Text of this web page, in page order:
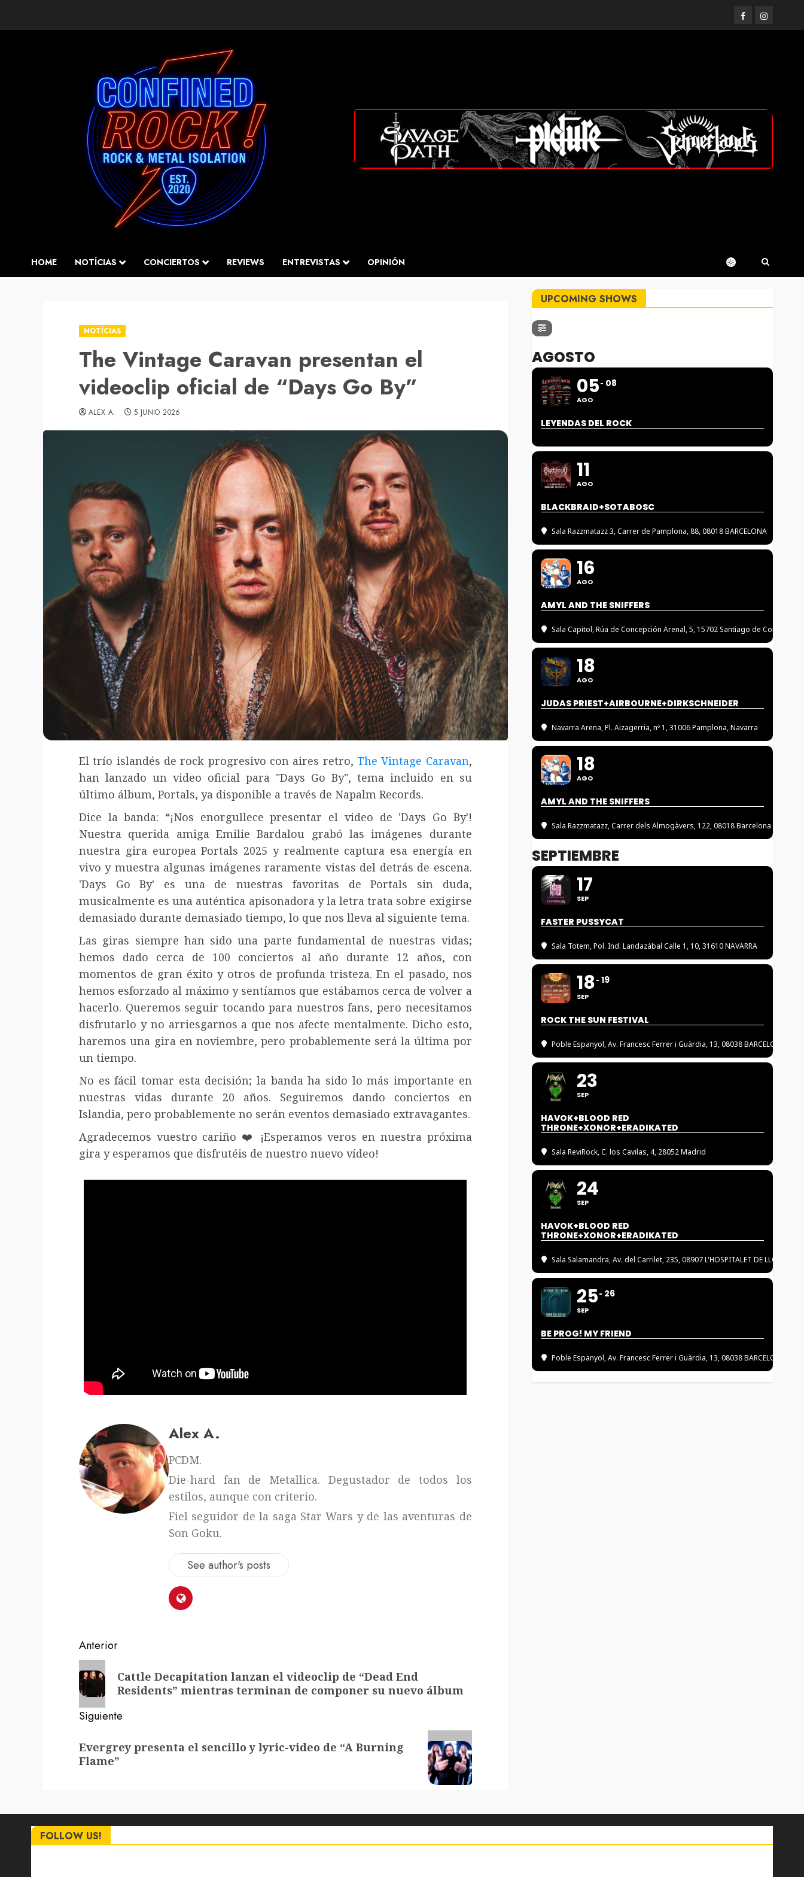
FacebookInstagram
HOME NOTÍCIAS CONCIERTOS REVIEWS ENTREVISTAS OPINIÓN
NOTÍCIAS
The Vintage Caravan presentan el
videoclip oficial de “Days Go By”
ALEX A. 5 JUNIO 2026
El trío islandés de rock progresivo con aires retro, The Vintage Caravan,
han lanzado un video oficial para "Days Go By", tema incluido en su
último álbum, Portals, ya disponible a través de Napalm Records.
Dice la banda: “¡Nos enorgullece presentar el video de 'Days Go By'!
Nuestra querida amiga Emilie Bardalou grabó las imágenes durante
nuestra gira europea Portals 2025 y realmente captura esa energía en
vivo y muestra algunas imágenes raramente vistas del detrás de escena.
'Days Go By' es una de nuestras favoritas de Portals sin duda,
musicalmente es una auténtica apisonadora y la letra trata sobre exigirse
demasiado durante demasiado tiempo, lo que nos lleva al siguiente tema.
Las giras siempre han sido una parte fundamental de nuestras vidas;
hemos dado cerca de 100 conciertos al año durante 12 años, con
momentos de gran éxito y otros de profunda tristeza. En el pasado, nos
hemos esforzado al máximo y sentíamos que estábamos cerca de volver a
hacerlo. Queremos seguir tocando para nuestros fans, pero necesitamos
disfrutarlo y no arriesgarnos a que nos afecte mentalmente. Dicho esto,
haremos una gira en noviembre, pero probablemente será la última por
un tiempo.
No es fácil tomar esta decisión; la banda ha sido lo más importante en
nuestras vidas durante 20 años. Seguiremos dando conciertos en
Islandia, pero probablemente no serán eventos demasiado extravagantes.
Agradecemos vuestro cariño ❤️ ¡Esperamos veros en nuestra próxima
gira y esperamos que disfrutéis de nuestro nuevo vídeo!
Alex A.
PCDM.
Die-hard fan de Metallica. Degustador de todos los
estilos, aunque con criterio.
Fiel seguidor de la saga Star Wars y de las aventuras de
Son Goku.
See author's posts
Navegación
de
entradas
Anterior
Entrada
anterior:Cattle Decapitation lanzan el videoclip de “Dead End
Residents” mientras terminan de componer su nuevo álbum
Siguiente
entrada:
Evergrey presenta el sencillo y lyric-video de “A Burning
Flame”
UPCOMING SHOWS
AGOSTO
05
AGO
08
LEYENDAS DEL ROCK
11
AGO
BLACKBRAID+SOTABOSC
Sala Razzmatazz 3, Carrer de Pamplona, 88, 08018 BARCELONA
16
AGO
AMYL AND THE SNIFFERS
Sala Capitol, Rúa de Concepción Arenal, 5, 15702 Santiago de
18
AGO
JUDAS PRIEST+AIRBOURNE+DIRKSCHNEIDER
Navarra Arena, Pl. Aizagerria, nº 1, 31006 Pamplona, Navarra
18
AGO
AMYL AND THE SNIFFERS
Sala Razzmatazz, Carrer dels Almogàvers, 122, 08018 Barcelona
SEPTIEMBRE
17
SEP
FASTER PUSSYCAT
Sala Totem, Pol. Ind. Landazábal Calle 1, 10, 31610 NAVARRA
18
SEP
19
ROCK THE SUN FESTIVAL
Poble Espanyol, Av. Francesc Ferrer i Guàrdia, 13, 08038 BARCELONA
23
SEP
HAVOK+BLOOD RED
THRONE+XONOR+ERADIKATED
Sala ReviRock, C. los Cavilas, 4, 28052 Madrid
24
SEP
HAVOK+BLOOD RED
THRONE+XONOR+ERADIKATED
Sala Salamandra, Av. del Carrilet, 235, 08907 L'HOSPITALET DE LLOBREGAT
25
SEP
26
BE PROG! MY FRIEND
Poble Espanyol, Av. Francesc Ferrer i Guàrdia, 13, 08038 BARCELONA
FOLLOW US!